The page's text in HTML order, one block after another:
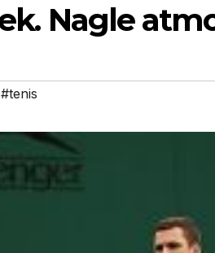
Nagle
#tenis